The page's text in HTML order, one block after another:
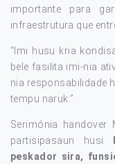
importante para
infraestrutura que
“Imi husu kria
bele fasilita imi-nia
nia responsabilidade
tempu naruk.”
Serimónia handover
partisipasaun husi
peskador sira,